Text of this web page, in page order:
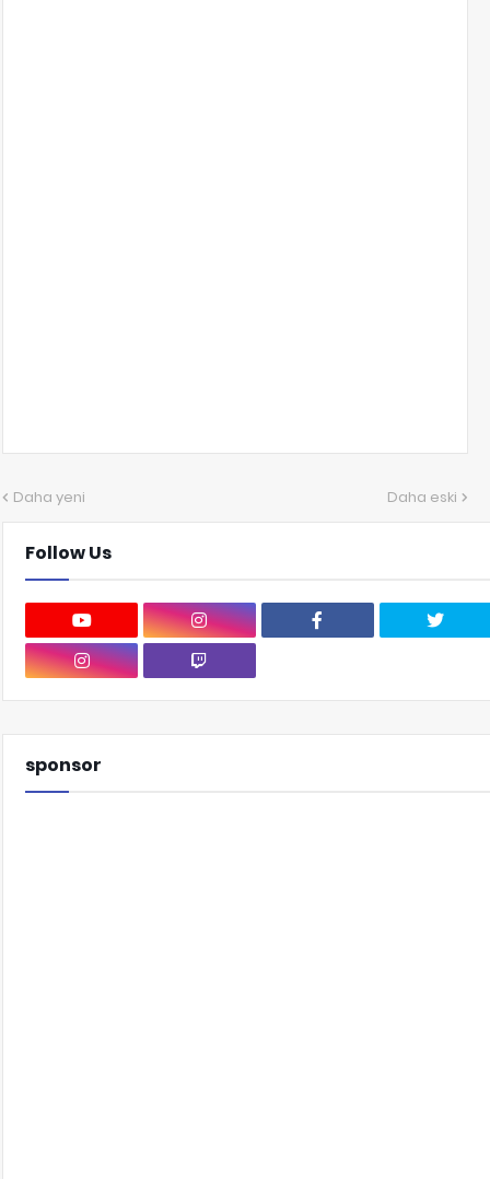
Daha yeni Daha eski
Follow Us
sponsor